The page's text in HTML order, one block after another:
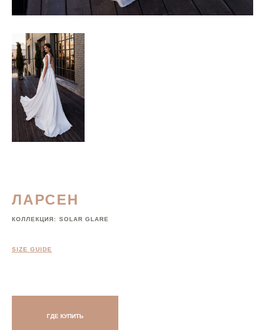
ЛАРСЕН
КОЛЛЕКЦИЯ: SOLAR GLARE
SIZE GUIDE
ГДЕ КУПИТЬ